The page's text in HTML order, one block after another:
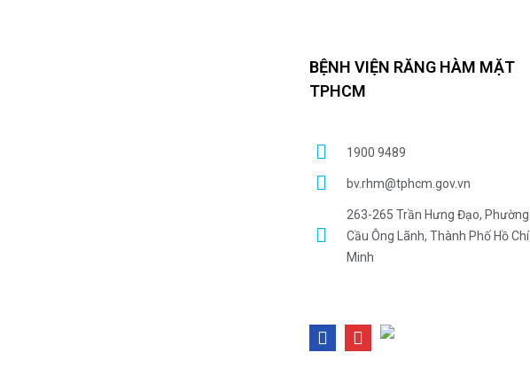
BỆNH VIỆN RĂNG HÀM MẶT
TPHCM
1900 9489
bv.rhm@tphcm.gov.vn
263-265 Trần Hưng Đạo, Phường
Cầu Ông Lãnh, Thành Phố Hồ Chí
Minh